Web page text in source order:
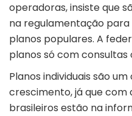
operadoras, insiste que
na regulamentação
planos populares. A
planos só com consultas
Planos individuais são
crescimento, já que com
brasileiros estão na